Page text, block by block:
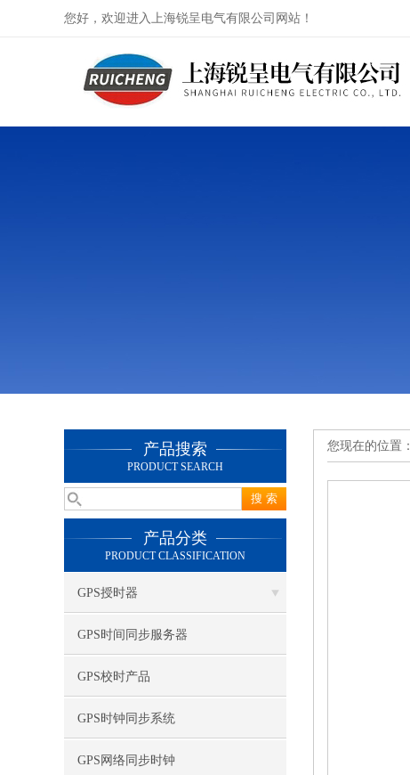
您好，欢迎进入上海锐呈电气有限公司网站！
产品搜索
PRODUCT SEARCH
产品分类
PRODUCT CLASSIFICATION
GPS授时器
GPS时间同步服务器
GPS校时产品
GPS时钟同步系统
GPS网络同步时钟
您现在的位置：